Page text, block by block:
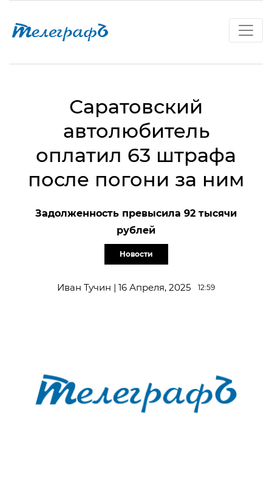
Саратовский
автолюбитель
оплатил 63 штрафа
после погони за ним
Задолженность превысила 92 тысячи
рублей
Новости
Иван Тучин | 16 Апреля, 2025 12:59